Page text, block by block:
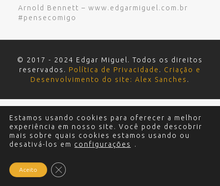
Arnold Bennett – www.edgarmiguel.com.br
#pensecomigo
© 2017 - 2024 Edgar Miguel. Todos os direitos
reservados. Política de Privacidade . Criação e
Desenvolvimento do site: Alex Sanches .
Estamos usando cookies para oferecer a melhor
experiência em nosso site. Você pode descobrir
mais sobre quais cookies estamos usando ou
desativá-los em configurações .
Aceito Close GDPR Cookie Banner